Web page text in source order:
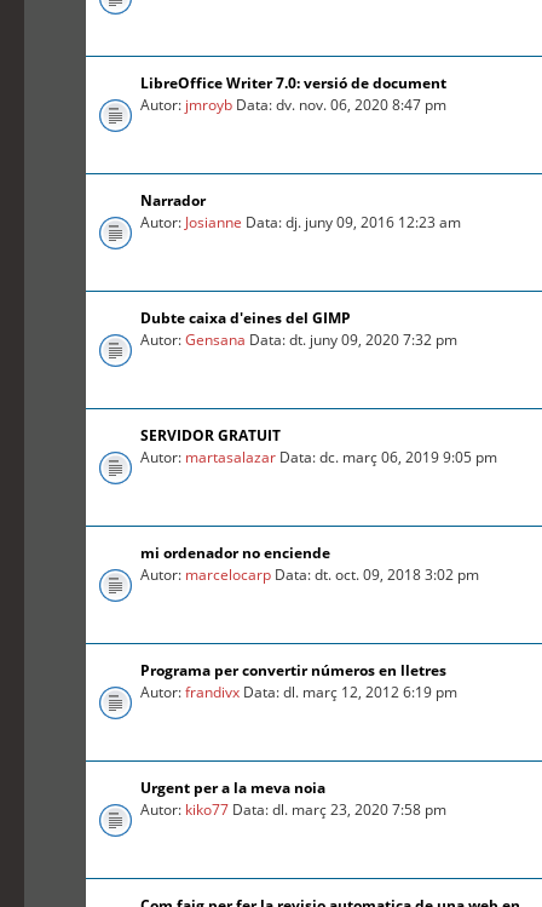
LibreOffice Writer 7.0: versió de document
Autor: jmroyb Data: dv. nov. 06, 2020 8:47 pm
Narrador
Autor: Josianne Data: dj. juny 09, 2016 12:23 am
Dubte caixa d'eines del GIMP
Autor:Gensana Data: dt. juny 09, 2020 7:32 pm
SERVIDOR GRATUIT
Autor: martasalazar Data: dc. març 06, 2019 9:05 pm
mi ordenador no enciende
Autor: marcelocarp Data: dt. oct. 09, 2018 3:02 pm
Programa per convertir números en lletres
Autor:frandivx Data: dl. març 12, 2012 6:19 pm
Urgent per a la meva noia
Autor: kiko77 Data: dl. març 23, 2020 7:58 pm